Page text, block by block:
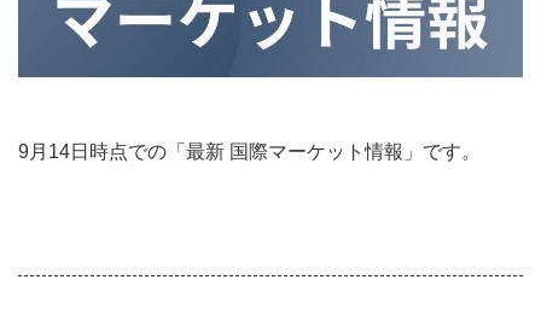
9月14日時点での「最新 国際マーケット情報」です。